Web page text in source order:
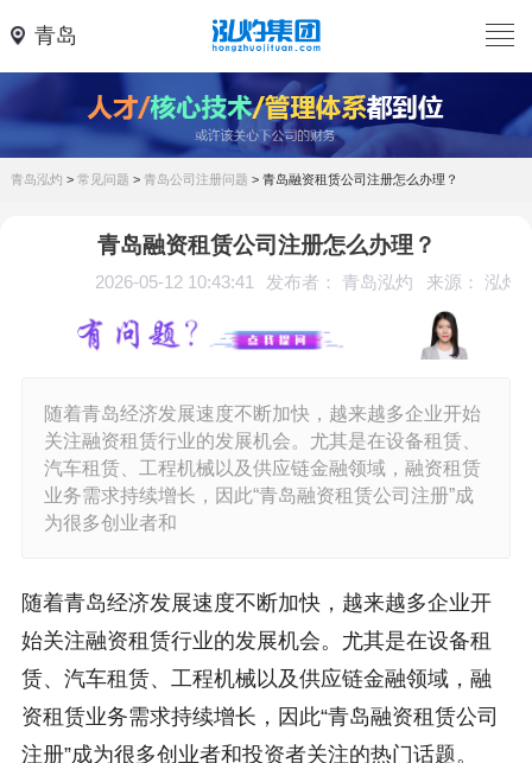
青岛
青岛泓灼 > 常见问题 > 青岛公司注册问题 > 青岛融资租赁公司注册怎么办理？
青岛融资租赁公司注册怎么办理？
2026-05-12 10:43:41 发布者： 青岛泓灼 来源： 泓灼
随着青岛经济发展速度不断加快，越来越多企业开始
关注融资租赁行业的发展机会。尤其是在设备租赁、
汽车租赁、工程机械以及供应链金融领域，融资租赁
业务需求持续增长，因此“青岛融资租赁公司注册”成
为很多创业者和
随着青岛经济发展速度不断加快，越来越多企业开
始关注融资租赁行业的发展机会。尤其是在设备租
赁、汽车租赁、工程机械以及供应链金融领域，融
资租赁业务需求持续增长，因此“青岛融资租赁公司
注册”成为很多创业者和投资者关注的热门话题。